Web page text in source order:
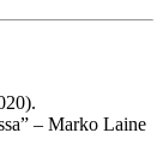
– Marko Laine